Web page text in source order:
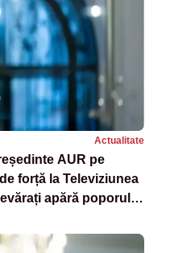
Actualitate
AUR pe
forță la Televiziunea
apără poporul.